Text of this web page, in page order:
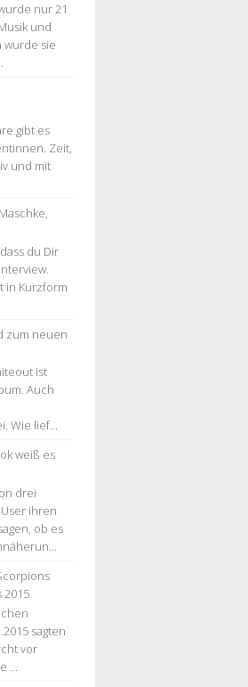
nur 21
und
wurde sie
gibt es
Zeit,
und mit
du Dir
in Kurzform
zum neuen
ist
Auch
Wie lief...
weiß es
drei
ihren
ob es
2015
sagten
vor
...